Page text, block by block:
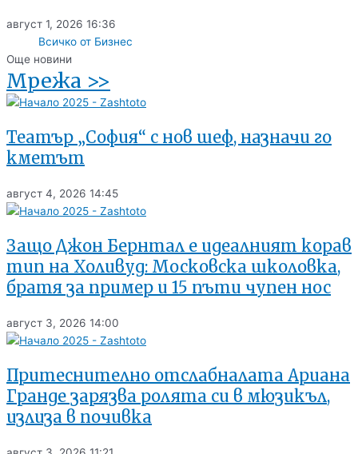
август 1, 2026 16:36
Всичко от Бизнес
Още новини
Мрежа >>
Театър „София“ с нов шеф, назначи го
кметът
август 4, 2026 14:45
Защо Джон Бернтал е идеалният корав
тип на Холивуд: Московска школовка,
братя за пример и 15 пъти чупен нос
август 3, 2026 14:00
Притеснително отслабналата Ариана
Гранде зарязва ролята си в мюзикъл,
излиза в почивка